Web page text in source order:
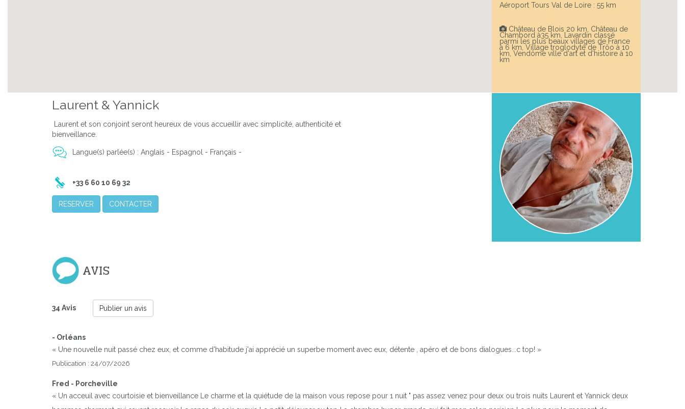
Aéroport Tours Val de Loire : 55 km
Château de Blois 20 km, Château de
Chambord à35 km, Lavardin classé
parmi les plus beaux villages de France
à 6 km, Village troglodyte de Trôo à 10
km, Vendôme ville d'art et d'histoire à 10
km
Laurent & Yannick
Laurent et son conjoint seront heureux de vous accueillir avec simplicité, authenticité et
bienveillance.
Langue(s) parlée(s) : Anglais - Espagnol - Français -
+33 6 60 10 69 32
RESERVER CONTACTER
AVIS
34 Avis Publier un avis
- Orléans
« Une nouvelle nuit passé chez eux, et comme d'habitude j'ai apprécié un superbe moment avec eux, détente , apéro et de bons dialogues...c top! »
Publication : 24/07/2026
Fred - Porcheville
« Un acceuil avec courtoisie et bienveillance Le charme et la quiétude de la maison vous repose pour 1 nuit " pas assez venez pour deux ou trois nuits Laurent et Yannick deux